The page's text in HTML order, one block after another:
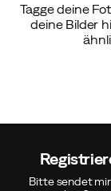
Tagge deine
deine Bilder
Bitte sendet